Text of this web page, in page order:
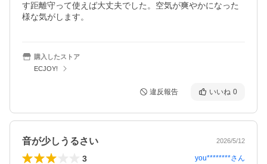
す距離守って使えば大丈夫でした。空気が爽やかになった
様な気がします。
購入したストア
ECJOY!
違反報告 いいね 0
音が少しうるさい 2026/5/12
3 you********さん